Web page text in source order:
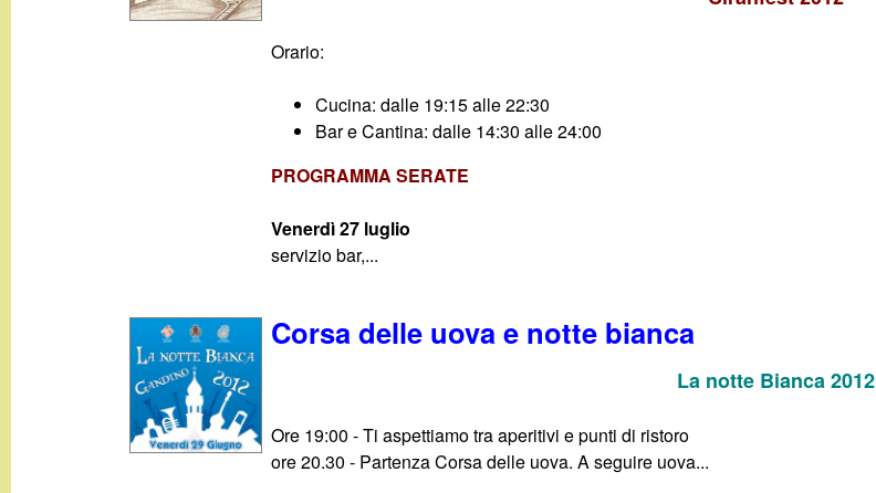
Orario:
Cucina: dalle 19:15 alle 22:30
Bar e Cantina: dalle 14:30 alle 24:00
PROGRAMMA SERATE
Venerdì 27 luglio
servizio bar,...
Corsa delle uova e notte bianca
La notte Bianca 2012
Ore 19:00 - Ti aspettiamo tra aperitivi e punti di ristoro
ore 20.30 - Partenza Corsa delle uova. A seguire uova...